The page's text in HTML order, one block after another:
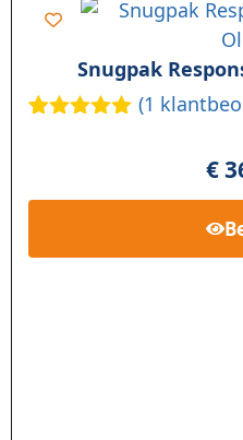
Snugpak
op
(1
€